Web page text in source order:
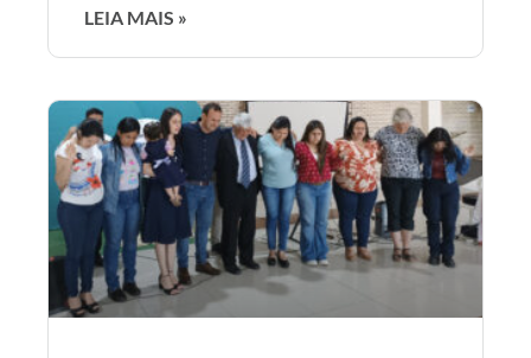
LEIA MAIS »